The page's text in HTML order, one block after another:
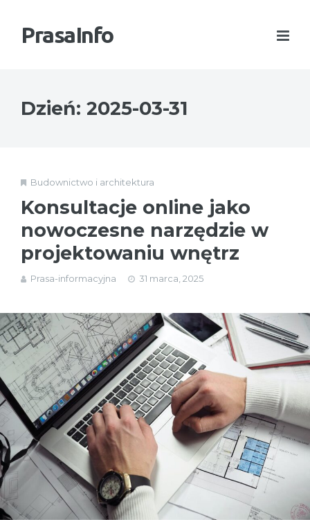
PrasaInfo
Dzień: 2025-03-31
Budownictwo i architektura
Konsultacje online jako
nowoczesne narzędzie w
projektowaniu wnętrz
Prasa-informacyjna 31 marca, 2025